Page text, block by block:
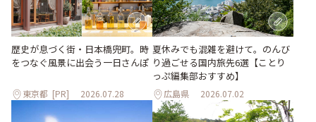
歴史が息づく街・日本橋兜町。時
をつなぐ風景に出会う一日さんぽ
東京都 [PR] 2026.07.28
夏休みでも混雑を避けて。のんび
り過ごせる国内旅先6選【ことり
っぷ編集部おすすめ】
広島県 2026.07.02